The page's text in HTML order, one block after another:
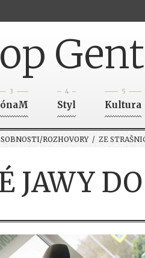
3 4
Styl
5
Kultura
ROZHOVORY/ ZE
JAWY